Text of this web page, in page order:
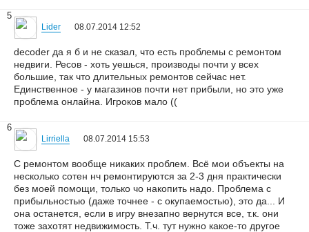
5
Lider 08.07.2014 12:52
decoder да я б и не сказал, что есть проблемы с ремонтом
недвиги. Ресов - хоть уешься, производы почти у всех
большие, так что длительных ремонтов сейчас нет.
Единственное - у магазинов почти нет прибыли, но это уже
проблема онлайна. Игроков мало ((
6
Lirriella 08.07.2014 15:53
С ремонтом вообще никаких проблем. Всё мои объекты на
несколько сотен нч ремонтируются за 2-3 дня практически
без моей помощи, только чо накопить надо. Проблема с
прибыльностью (даже точнее - с окупаемостью), это да... И
она останется, если в игру внезапно вернутся все, т.к. они
тоже захотят недвижимость. Т.ч. тут нужно какое-то другое